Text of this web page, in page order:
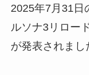
2025年7月31日
ルソナ3リロー
が発表されまし